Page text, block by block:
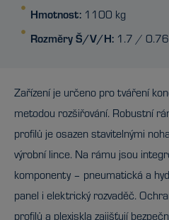
Hmotnost: 1100 kg
Rozměry Š/V/H: 1.7 /
Zařízení je určeno pro tváření
metodou rozšiřování. Robustní
profilů je osazen stavitelnými
výrobní lince. Na rámu jsou
komponenty – pneumatická a
panel i elektrický rozvaděč.
profilů a plexiskla zajišťují